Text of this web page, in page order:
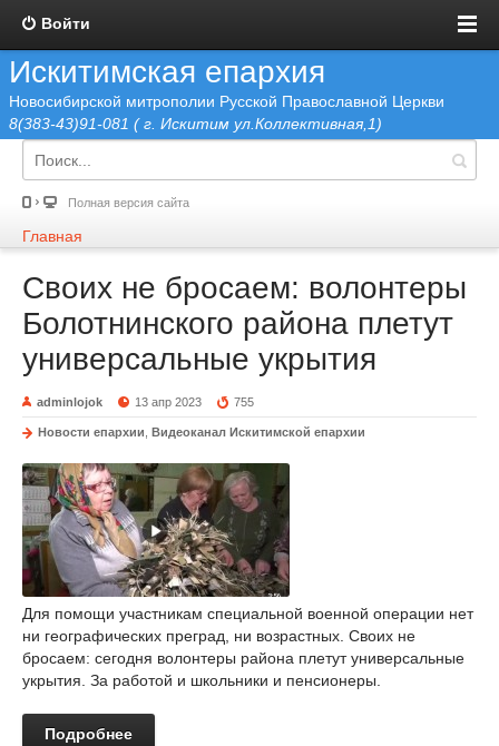
Войти
Искитимская епархия
Новосибирской митрополии Русской Православной Церкви
8(383-43)91-081 ( г. Искитим ул.Коллективная,1)
Полная версия сайта
Главная
Своих не бросаем: волонтеры
Болотнинского района плетут
универсальные укрытия
adminlojok 13 апр 2023 755
Новости епархии Видеоканал Искитимской епархии
Для помощи участникам специальной военной операции нет
ни географических преград, ни возрастных. Своих не
бросаем: сегодня волонтеры района плетут универсальные
укрытия. За работой и школьники и пенсионеры.
Подробнее